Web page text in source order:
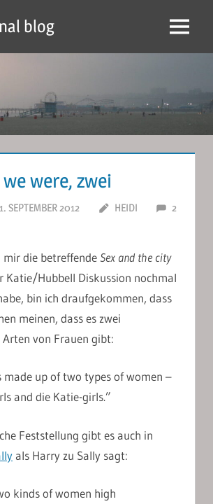
blog Menu
were, zwei
SEPTEMBER 2012 HEIDI
2
mir die betreffendeSex and the city
Katie/Hubbell Diskussion nochmal
bin ich draufgekommen, dass
meinen, dass es zwei
Arten von Frauen gibt:
made up of two types of women –
and die Katie-girls.”
Feststellung gibt es auch in
als Harry zu Sally sagt:
kinds of women high